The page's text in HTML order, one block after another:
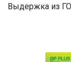
Выдержка из